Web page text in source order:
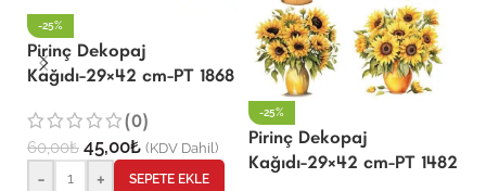
-25%
Pirinç Dekopaj
Kağıdı-29×42 cm-PT 1868
(0)
60,00₺ 45,00₺ (KDV Dahil)
- + SEPETE EKLE
-25%
Pirinç Dekopaj
Kağıdı-29×42 cm-PT 1482